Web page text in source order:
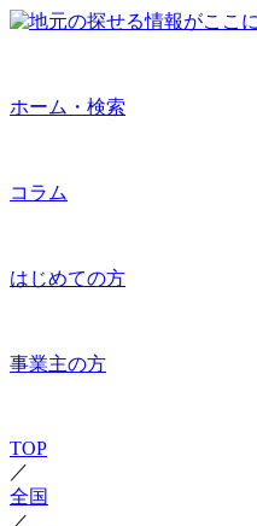
ホーム・検索
コラム
はじめての方
事業主の方
TOP
／
全国
／